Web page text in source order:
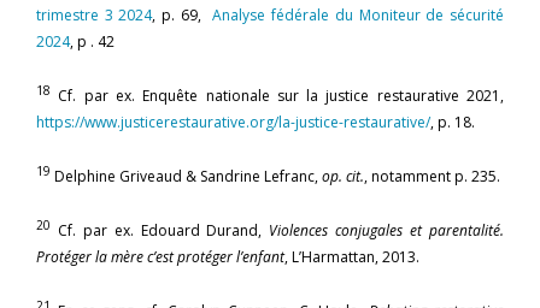
trimestre 3 2024, p. 69,Analyse fédérale du Moniteur de sécurité
2024, p . 42
18 Cf. par ex. Enquête nationale sur la justice restaurative 2021,
https://www.justicerestaurative.org/la-justice-restaurative/, p. 18.
19 Delphine Griveaud & Sandrine Lefranc,op. cit., notamment p. 235.
20 Cf. par ex. Edouard Durand, Violences conjugales et parentalité.
Protéger la mère c’est protéger l’enfant, L’Harmattan, 2013.